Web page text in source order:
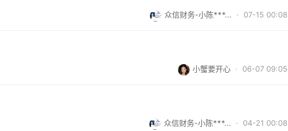
众信财务-小陈***... · 07-15 00:08
小蟹要开心 · 06-07 09:05
众信财务-小陈***... · 04-21 00:08